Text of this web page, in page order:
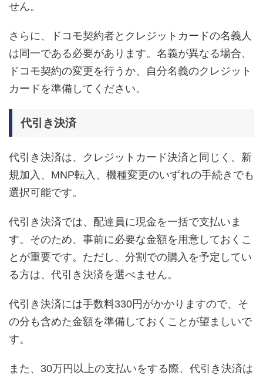
せん。
さらに、ドコモ契約者とクレジットカードの名義人
は同一である必要があります。名義が異なる場合、
ドコモ契約の変更を行うか、自分名義のクレジット
カードを準備してください。
代引き決済
代引き決済は、クレジットカード決済と同じく、新
規加入、MNP転入、機種変更のいずれの手続きでも
選択可能です。
代引き決済では、配達員に現金を一括で支払いま
す。そのため、事前に必要な金額を用意しておくこ
とが重要です。ただし、分割での購入を予定してい
る方は、代引き決済を選べません。
代引き決済には手数料330円がかかりますので、そ
の分も含めた金額を準備しておくことが望ましいで
す。
また、30万円以上の支払いをする際、代引き決済は